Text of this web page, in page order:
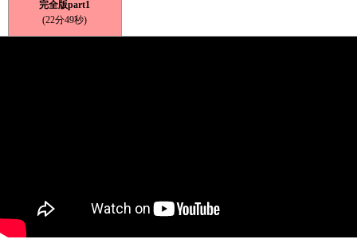
完全版part1
(22分49秒)